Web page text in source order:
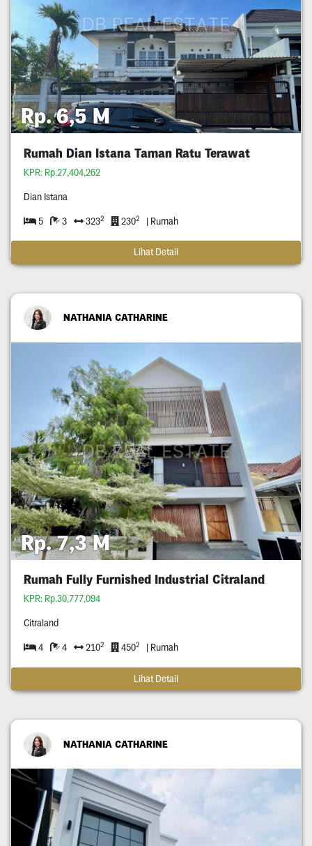
Rp. 6,5 M
Rumah Dian Istana Taman Ratu Terawat
KPR: Rp.27,404,262
Dian Istana
5 3 3232 2302 | Rumah
Lihat Detail
NATHANIA CATHARINE
Rp. 7,3 M
Rumah Fully Furnished Industrial Citraland
KPR: Rp.30,777,094
Citraland
4 4 2102 4502 | Rumah
Lihat Detail
NATHANIA CATHARINE